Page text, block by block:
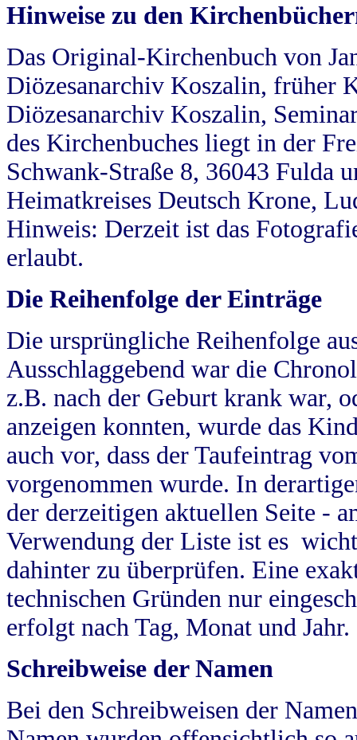
Hinweise zu den
Das Original-Kirchenbuch von
Diözesanarchiv Koszalin, früher
Diözesanarchiv Koszalin,
des Kirchenbuches liegt in der
Schwank-Straße 8, 36043 Fulda
Heimatkreises Deutsch Krone,
Hinweis: Derzeit ist das
erlaubt.
Die Reihenfolge der Einträge
Die ursprüngliche Reihenfolge
Ausschlaggebend war die
z.B. nach der Geburt krank war,
anzeigen konnten, wurde das
auch vor, dass der Taufeintrag
vorgenommen wurde. In
der derzeitigen aktuellen Seite -
Verwendung der Liste ist es
dahinter zu überprüfen. Eine
technischen Gründen nur
erfolgt nach Tag, Monat und Jahr.
Schreibweise der Namen
Bei den Schreibweisen der